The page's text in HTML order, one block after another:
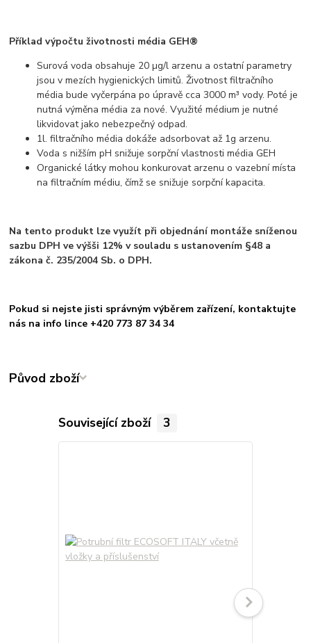
Příklad výpočtu životnosti média GEH®
Surová voda obsahuje 20 µg/l arzenu a ostatní parametry
jsou v mezích hygienických limitů. Životnost filtračního
média bude vyčerpána po úpravě cca 3000 m³ vody. Poté je
nutná výměna média za nové. Využité médium je nutné
likvidovat jako nebezpečný odpad.
1l. filtračního média dokáže adsorbovat až 1g arzenu.
Voda s nižším pH snižuje sorpční vlastnosti média GEH
Organické látky mohou konkurovat arzenu o vazební místa
na filtračním médiu, čímž se snižuje sorpční kapacita.
Na tento produkt lze využít při objednání montáže sníženou
sazbu DPH ve výšši 12% v souladu s ustanovením §48 a
zákona č. 235/2004 Sb. o DPH.
Pokud si nejste jisti správným výběrem zařízení, kontaktujte
nás na info lince +420 773 87 34 34
Původ zboží
Související zboží 3